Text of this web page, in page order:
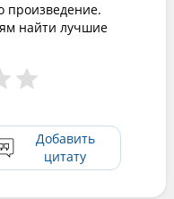
произведение.
найти лучшие
Добавить
цитату